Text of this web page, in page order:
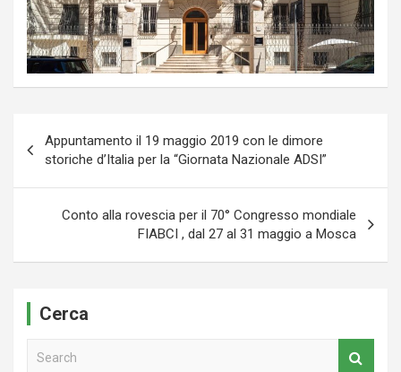
articoli
Appuntamento il 19 maggio 2019 con le dimore
storiche d’Italia per la “Giornata Nazionale ADSI”
Conto alla rovescia per il 70° Congresso mondiale
FIABCI , dal 27 al 31 maggio a Mosca
Cerca